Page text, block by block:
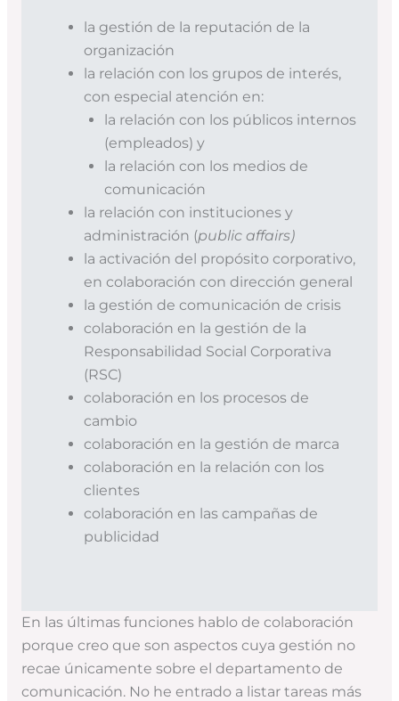
la gestión de la reputación de la
organización
la relación con los grupos de interés,
con especial atención en:
la relación con los públicos internos
(empleados) y
la relación con los medios de
comunicación
la relación con instituciones y
administración (public affairs)
la activación del propósito corporativo,
en colaboración con dirección general
la gestión de comunicación de crisis
colaboración en la gestión de la
Responsabilidad Social Corporativa
(RSC)
colaboración en los procesos de
cambio
colaboración en la gestión de marca
colaboración en la relación con los
clientes
colaboración en las campañas de
publicidad
En las últimas funciones hablo de colaboración
porque creo que son aspectos cuya gestión no
recae únicamente sobre el departamento de
comunicación. No he entrado a listar tareas más